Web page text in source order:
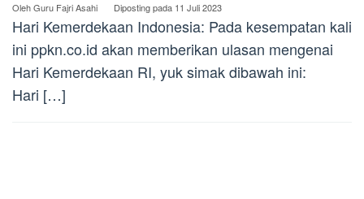
OlehGuru Fajri Asahi Diposting pada 11 Juli 2023
Hari Kemerdekaan Indonesia: Pada kesempatan kali
ini ppkn.co.id akan memberikan ulasan mengenai
Hari Kemerdekaan RI, yuk simak dibawah ini:
Hari […]